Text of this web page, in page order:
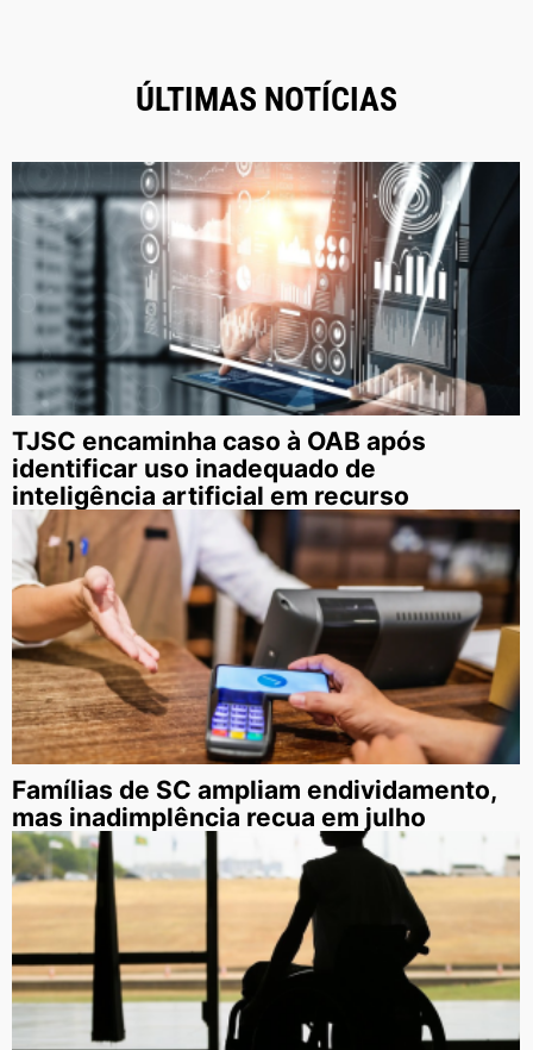
ÚLTIMAS NOTÍCIAS
TJSC encaminha caso à OAB após
identificar uso inadequado de
inteligência artificial em recurso
Famílias de SC ampliam endividamento,
mas inadimplência recua em julho